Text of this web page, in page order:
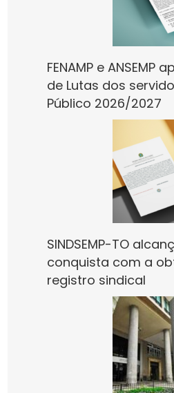
FENAMP e ANSEMP
de Lutas dos
Público 2026/2027
SINDSEMP-TO
conquista com a
registro sindical